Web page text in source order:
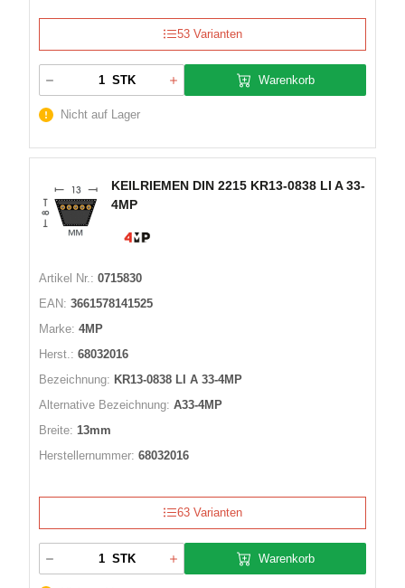
53 Varianten
STK Warenkorb
Nicht auf Lager
KEILRIEMEN DIN 2215 KR13-0838 LI A 33-
4MP
Artikel Nr.: 0715830
EAN: 3661578141525
Marke: 4MP
Herst.: 68032016
Bezeichnung: KR13-0838 LI A 33-4MP
Alternative Bezeichnung: A33-4MP
Breite: 13mm
Herstellernummer: 68032016
63 Varianten
STK Warenkorb